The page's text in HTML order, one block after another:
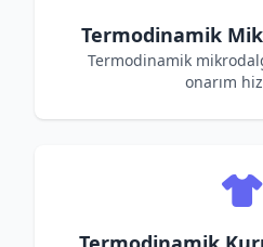
Termodinamik
Termodinamik
onarım